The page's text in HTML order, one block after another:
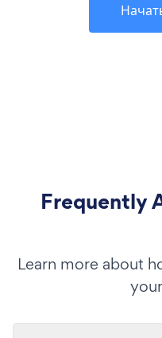
Frequently
Learn more about